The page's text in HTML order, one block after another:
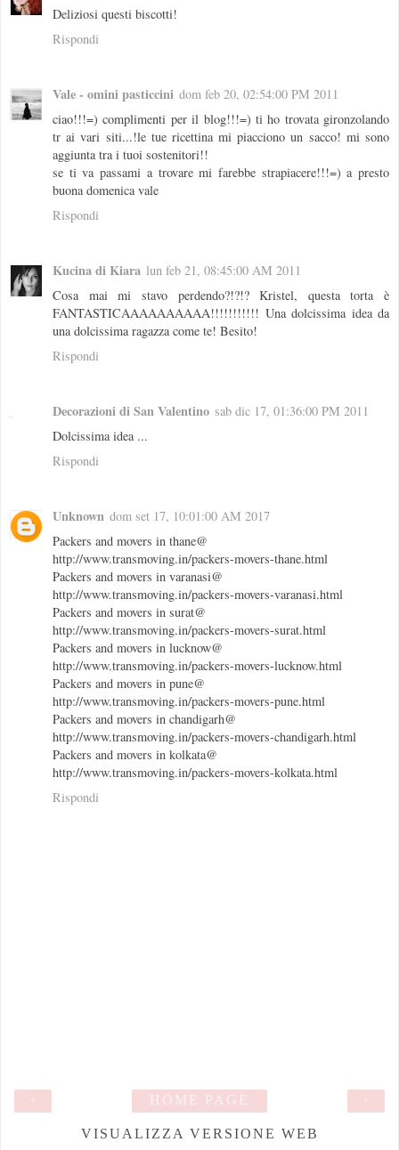
Deliziosi questi biscotti!
Rispondi
Vale - omini pasticcini dom feb 20, 02:54:00 PM 2011
ciao!!!=) complimenti per il blog!!!=) ti ho trovata gironzolando
tr ai vari siti...!le tue ricettina mi piacciono un sacco! mi sono
aggiunta tra i tuoi sostenitori!!
se ti va passami a trovare mi farebbe strapiacere!!!=) a presto
buona domenica vale
Rispondi
Kucina di Kiara lun feb 21, 08:45:00 AM 2011
Cosa mai mi stavo perdendo?!?!? Kristel, questa torta è
FANTASTICAAAAAAAAAA!!!!!!!!!!! Una dolcissima idea da
una dolcissima ragazza come te! Besito!
Rispondi
Decorazioni di San Valentino sab dic 17, 01:36:00 PM 2011
Dolcissima idea ...
Rispondi
Unknown dom set 17, 10:01:00 AM 2017
Packers and movers in thane@
http://www.transmoving.in/packers-movers-thane.html
Packers and movers in varanasi@
http://www.transmoving.in/packers-movers-varanasi.html
Packers and movers in surat@
http://www.transmoving.in/packers-movers-surat.html
Packers and movers in lucknow@
http://www.transmoving.in/packers-movers-lucknow.html
Packers and movers in pune@
http://www.transmoving.in/packers-movers-pune.html
Packers and movers in chandigarh@
http://www.transmoving.in/packers-movers-chandigarh.html
Packers and movers in kolkata@
http://www.transmoving.in/packers-movers-kolkata.html
Rispondi
›
HOME PAGE
VISUALIZZA VERSIONE WEB